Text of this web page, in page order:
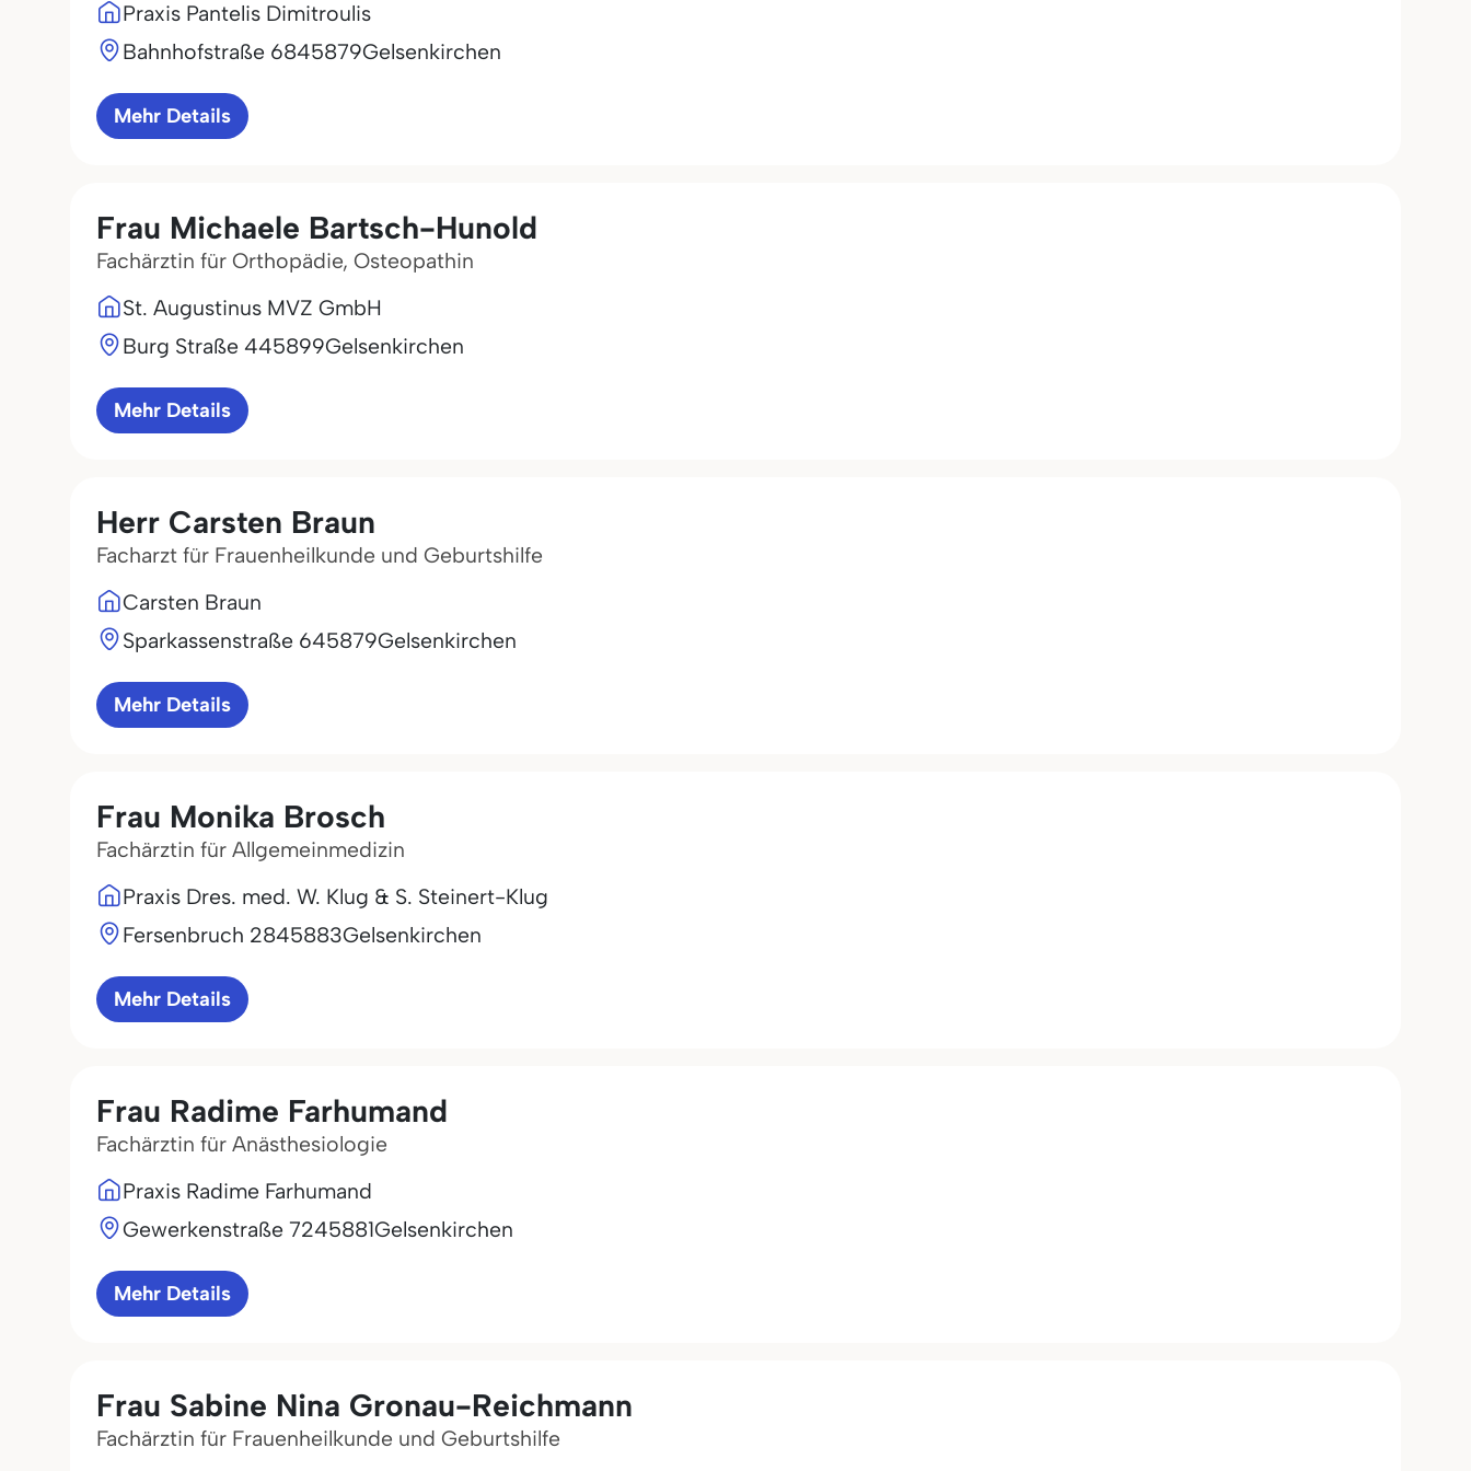
Praxis Pantelis Dimitroulis
Bahnhofstraße 6845879Gelsenkirchen
Mehr Details
Frau Michaele Bartsch-Hunold
Fachärztin für Orthopädie, Osteopathin
St. Augustinus MVZ GmbH
Burg Straße 445899Gelsenkirchen
Mehr Details
Herr Carsten Braun
Facharzt für Frauenheilkunde und Geburtshilfe
Carsten Braun
Sparkassenstraße 645879Gelsenkirchen
Mehr Details
Frau Monika Brosch
Fachärztin für Allgemeinmedizin
Praxis Dres. med. W. Klug & S. Steinert-Klug
Fersenbruch 2845883Gelsenkirchen
Mehr Details
Frau Radime Farhumand
Fachärztin für Anästhesiologie
Praxis Radime Farhumand
Gewerkenstraße 7245881Gelsenkirchen
Mehr Details
Frau Sabine Nina Gronau-Reichmann
Fachärztin für Frauenheilkunde und Geburtshilfe